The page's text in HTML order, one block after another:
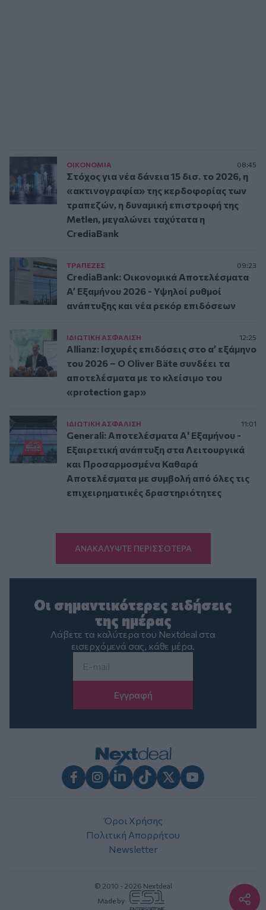
ΟΙΚΟΝΟΜΙΑ 08:45
Στόχος για νέα δάνεια 15 δισ. το 2026, η
«ακτινογραφία» της κερδοφορίας των
τραπεζών, η δυναμική επιστροφή της
Metlen, μεγαλώνει ταχύτατα η
CrediaBank
ΤΡAΠΕΖΕΣ 09:23
CrediaBank: Οικονομικά Αποτελέσματα
A’ Εξαμήνου 2026 - Υψηλοί ρυθμοί
ανάπτυξης και νέα ρεκόρ επιδόσεων
ΙΔΙΩΤΙΚΗ ΑΣΦAΛΙΣΗ 12:25
Allianz: Ισχυρές επιδόσεις στο α’ εξάμηνο
του 2026 – Ο Oliver Bäte συνδέει τα
αποτελέσματα με το κλείσιμο του
«protection gap»
ΙΔΙΩΤΙΚΗ ΑΣΦAΛΙΣΗ 11:01
Generali: Αποτελέσματα Α' Εξαμήνου -
Εξαιρετική ανάπτυξη στα Λειτουργικά
και Προσαρμοσμένα Καθαρά
Αποτελέσματα με συμβολή από όλες τις
επιχειρηματικές δραστηριότητες
ΑΝΑΚΑΛΥΨΤΕ ΠΕΡΙΣΣΟΤΕΡΑ
Οι σημαντικότερες ειδήσεις
της ημέρας
Λάβετε τα καλύτερα του Nextdeal στα
εισερχόμενά σας, κάθε μέρα.
Όροι Χρήσης
Πολιτική Απορρήτου
Newsletter
© 2010 - 2026 Nextdeal
Made by